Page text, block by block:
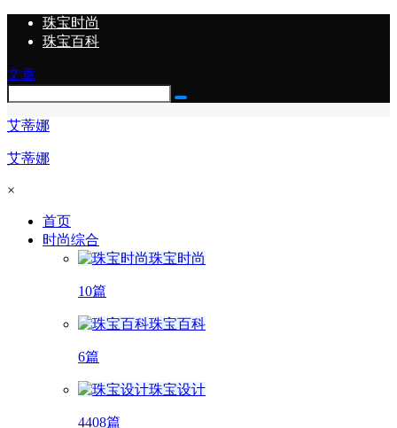
珠宝时尚
珠宝百科
文章
艾蒂娜
艾蒂娜
×
首页
时尚综合
珠宝时尚
10篇
珠宝百科
6篇
珠宝设计
4408篇